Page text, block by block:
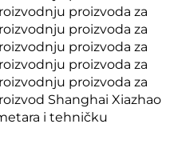
proizvoda za
proizvoda za
proizvoda za
proizvoda za
proizvoda za
Shanghai Xiazhao
i tehničku